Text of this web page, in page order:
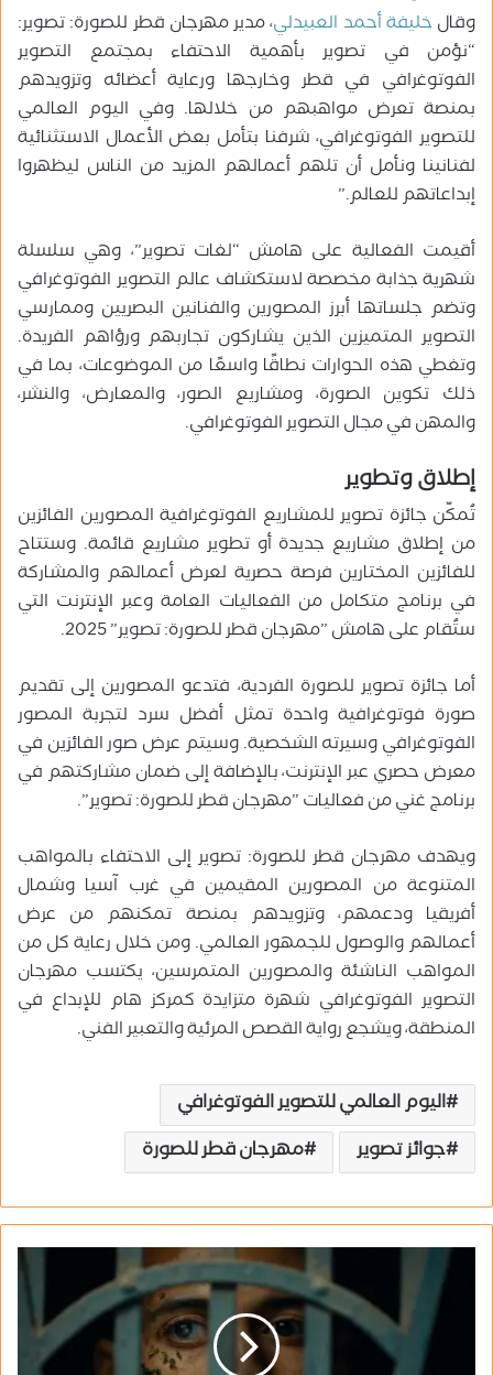
وقال خليفة أحمد العبيدلي، مدير مهرجان قطر للصورة: تصوير:
“نؤمن في تصوير بأهمية الاحتفاء بمجتمع التصوير
الفوتوغرافي في قطر وخارجها ورعاية أعضائه وتزويدهم
بمنصة تعرض مواهبهم من خلالها. وفي اليوم العالمي
للتصوير الفوتوغرافي، شرفنا بتأمل بعض الأعمال الاستثنائية
لفنانينا ونأمل أن تلهم أعمالهم المزيد من الناس ليظهروا
إبداعاتهم للعالم.”
أقيمت الفعالية على هامش “لغات تصوير”، وهي سلسلة
شهرية جذابة مخصصة لاستكشاف عالم التصوير الفوتوغرافي
وتضم جلساتها أبرز المصورين والفنانين البصريين وممارسي
التصوير المتميزين الذين يشاركون تجاربهم ورؤاهم الفريدة.
وتغطي هذه الحوارات نطاقًا واسعًا من الموضوعات، بما في
ذلك تكوين الصورة، ومشاريع الصور، والمعارض، والنشر،
والمهن في مجال التصوير الفوتوغرافي.
إطلاق وتطوير
تُمكّن جائزة تصوير للمشاريع الفوتوغرافية المصورين الفائزين
من إطلاق مشاريع جديدة أو تطوير مشاريع قائمة. وستتاح
للفائزين المختارين فرصة حصرية لعرض أعمالهم والمشاركة
في برنامج متكامل من الفعاليات العامة وعبر الإنترنت التي
ستُقام على هامش ‏”مهرجان قطر للصورة: تصوير” 2025.
أما جائزة تصوير للصورة الفردية، فتدعو المصورين إلى تقديم
صورة فوتوغرافية واحدة تمثل أفضل سرد لتجربة المصور
الفوتوغرافي وسيرته الشخصية. وسيتم عرض صور الفائزين في
معرض حصري عبر الإنترنت، بالإضافة إلى ضمان مشاركتهم في
برنامج غني من فعاليات ‏”مهرجان قطر للصورة: تصوير”.
ويهدف مهرجان قطر للصورة: تصوير إلى الاحتفاء بالمواهب
المتنوعة من المصورين المقيمين في غرب آسيا وشمال
أفريقيا ودعمهم، وتزويدهم بمنصة تمكنهم من عرض
أعمالهم والوصول للجمهور العالمي. ومن خلال رعاية كل من
المواهب الناشئة والمصورين المتمرسين، يكتسب مهرجان
التصوير الفوتوغرافي شهرة متزايدة كمركز هام للإبداع في
المنطقة، ويشجع رواية القصص المرئية والتعبير الفني.
اليوم العالمي للتصوير الفوتوغرافي
جوائز تصوير
مهرجان قطر للصورة